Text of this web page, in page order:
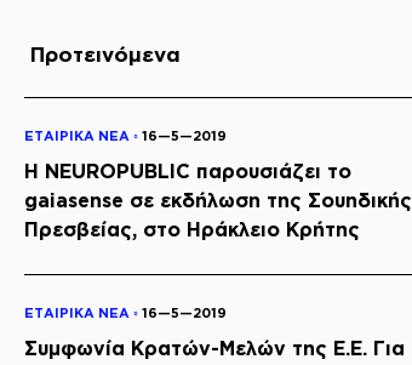
Προτεινόμενα
ΕΤΑΙΡΙΚΑ ΝΕΑ ◦ 16—5—2019
Η NEUROPUBLIC παρουσιάζει το
gaiasense σε εκδήλωση της Σουηδικής
Πρεσβείας, στο Ηράκλειο Κρήτης
ΕΤΑΙΡΙΚΑ ΝΕΑ ◦ 16—5—2019
Συμφωνία Κρατών-Μελών της Ε.Ε. Για